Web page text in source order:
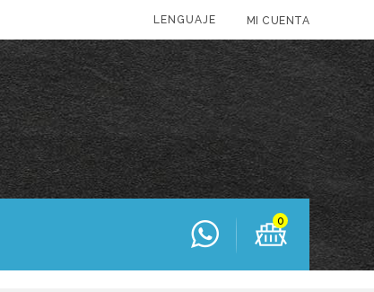
MI CUENTA
LENGUAJE
0